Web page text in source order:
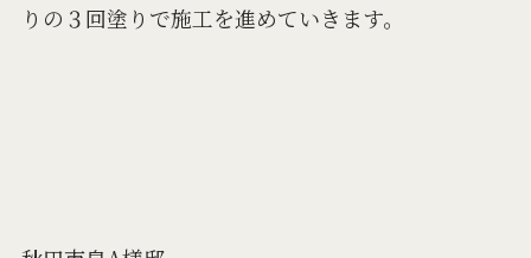
りの３回塗りで施工を進めていきます。